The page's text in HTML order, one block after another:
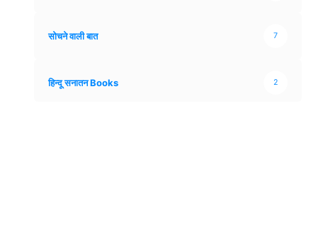
सोचने वाली बात 7
हिन्दू सनातन Books 2